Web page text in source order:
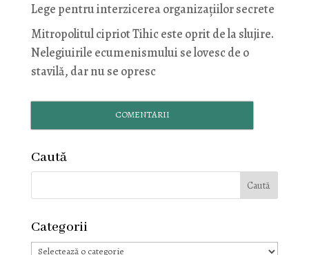
Lege pentru interzicerea organizaţiilor secrete
Mitropolitul cipriot Tihic este oprit de la slujire.
Nelegiuirile ecumenismului se lovesc de o
stavilă, dar nu se opresc
COMENTARII
Caută
Categorii
Categorii